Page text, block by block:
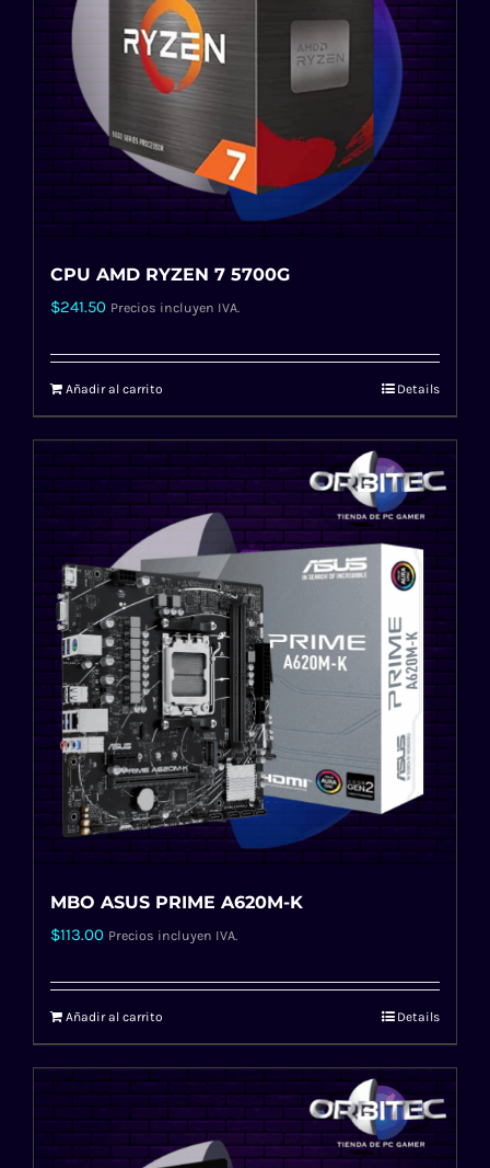
CPU AMD RYZEN 7 5700G
$241.50 Precios incluyen IVA.
Añadir al carrito Details
MBO ASUS PRIME A620M-K
$113.00 Precios incluyen IVA.
Añadir al carrito Details